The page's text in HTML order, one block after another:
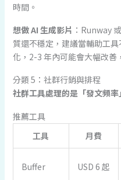
時間。
想做 AI 生成影片 ：Runway
質還不穩定，建議當輔助工
化，2-3 年內可能會大幅改善
分類 5：社群行銷與排程
社群工具處理的是「發文頻率
推薦工具
工具
月費
Buffer USD 6 起